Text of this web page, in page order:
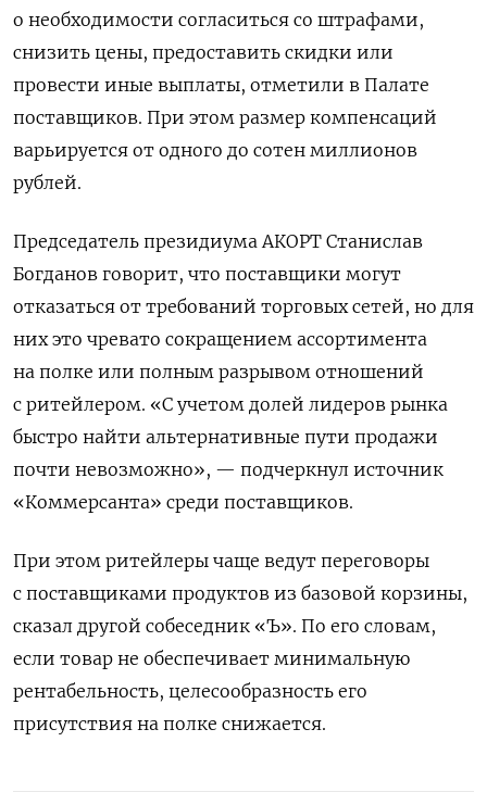
о необходимости согласиться со штрафами,
снизить цены, предоставить скидки или
провести иные выплаты, отметили в Палате
поставщиков. При этом размер компенсаций
варьируется от одного до сотен миллионов
рублей.
Председатель президиума АКОРТ Станислав
Богданов говорит, что поставщики могут
отказаться от требований торговых сетей, но для
них это чревато сокращением ассортимента
на полке или полным разрывом отношений
с ритейлером. «С учетом долей лидеров рынка
быстро найти альтернативные пути продажи
почти невозможно», — подчеркнул источник
«Коммерсанта» среди поставщиков.
При этом ритейлеры чаще ведут переговоры
с поставщиками продуктов из базовой корзины,
сказал другой собеседник «Ъ». По его словам,
если товар не обеспечивает минимальную
рентабельность, целесообразность его
присутствия на полке снижается.